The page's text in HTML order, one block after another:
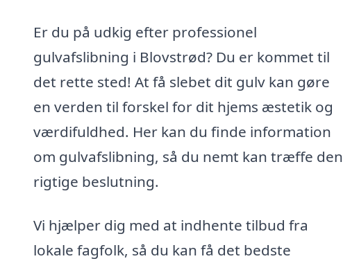
Er du på udkig efter professionel
gulvafslibning i Blovstrød? Du er kommet til
det rette sted! At få slebet dit gulv kan gøre
en verden til forskel for dit hjems æstetik og
værdifuldhed. Her kan du finde information
om gulvafslibning, så du nemt kan træffe den
rigtige beslutning.
Vi hjælper dig med at indhente tilbud fra
lokale fagfolk, så du kan få det bedste